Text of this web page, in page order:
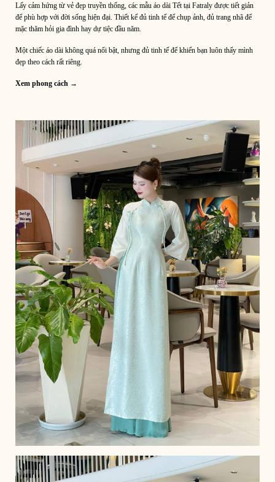
Lấy cảm hứng từ vẻ đẹp truyền thống, các mẫu áo dài Tết tại Fatraly được tiết giản
để phù hợp với đời sống hiện đại. Thiết kế đủ tinh tế để chụp ảnh, đủ trang nhã để
mặc thăm hỏi gia đình hay dự tiệc đầu năm.
Một chiếc áo dài không quá nổi bật, nhưng đủ tinh tế để khiến bạn luôn thấy mình
đẹp theo cách rất riêng.
Xem phong cách →